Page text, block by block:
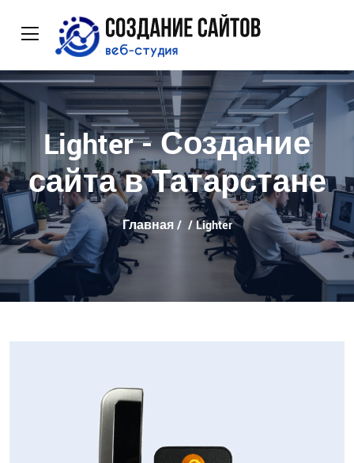
Lighter - Создание
сайта в Татарстане
Главная/ / Lighter